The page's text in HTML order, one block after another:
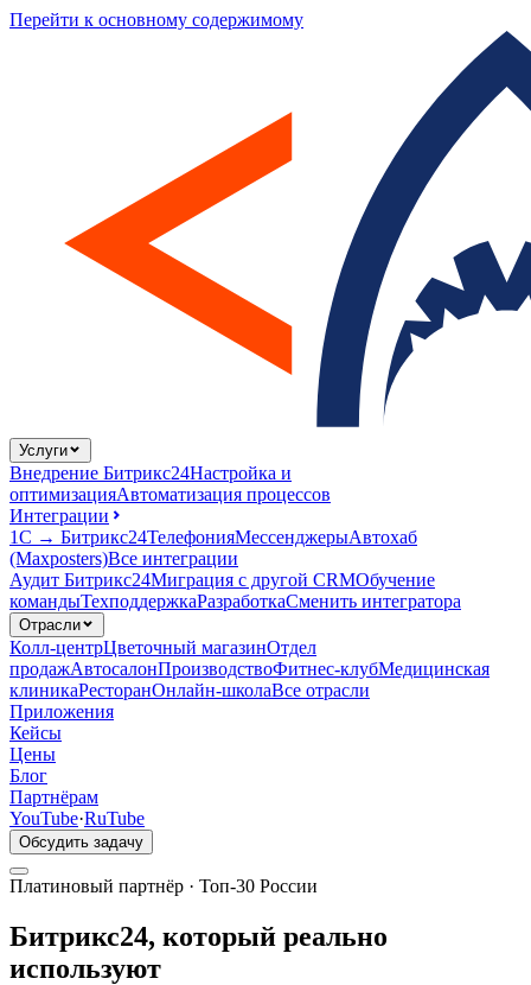
Перейти к основному содержимому
Услуги
Внедрение Битрикс24Настройка и
оптимизацияАвтоматизация процессов
Интеграции
1С → Битрикс24ТелефонияМессенджерыАвтохаб
(Maxposters)Все интеграции
Аудит Битрикс24Миграция с другой CRMОбучение
командыТехподдержкаРазработкаСменить интегратора
Отрасли
Колл-центрЦветочный магазинОтдел
продажАвтосалонПроизводствоФитнес-клубМедицинская
клиникаРесторанОнлайн-школаВсе отрасли
Приложения
Кейсы
Цены
Блог
Партнёрам
YouTube·RuTube
Обсудить задачу
Платиновый партнёр · Топ-30 России
Битрикс24, который реально
используют